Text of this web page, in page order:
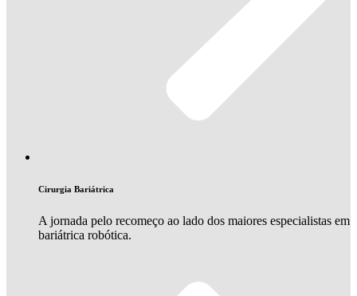
Cirurgia Bariátrica
A jornada pelo recomeço ao lado dos maiores especialistas em
bariátrica robótica.